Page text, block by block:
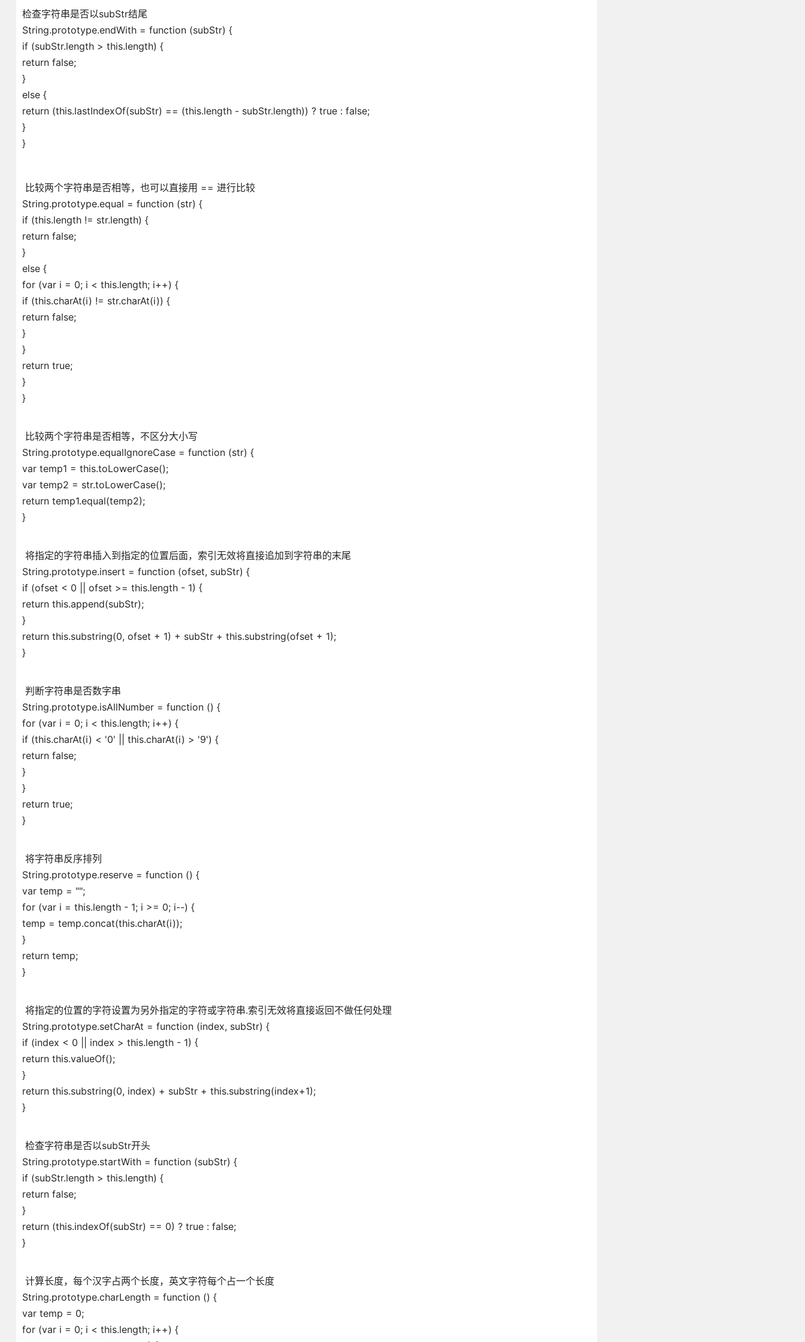
检查字符串是否以subStr结尾
String.prototype.endWith = function (subStr) {
if (subStr.length > this.length) {
return false;
}
else {
return (this.lastIndexOf(subStr) == (this.length - subStr.length)) ? true : false;
}
}
比较两个字符串是否相等，也可以直接用 == 进行比较
String.prototype.equal = function (str) {
if (this.length != str.length) {
return false;
}
else {
for (var i = 0; i < this.length; i++) {
if (this.charAt(i) != str.charAt(i)) {
return false;
}
}
return true;
}
}
比较两个字符串是否相等，不区分大小写
String.prototype.equalIgnoreCase = function (str) {
var temp1 = this.toLowerCase();
var temp2 = str.toLowerCase();
return temp1.equal(temp2);
}
将指定的字符串插入到指定的位置后面，索引无效将直接追加到字符串的末尾
String.prototype.insert = function (ofset, subStr) {
if (ofset < 0 || ofset >= this.length - 1) {
return this.append(subStr);
}
return this.substring(0, ofset + 1) + subStr + this.substring(ofset + 1);
}
判断字符串是否数字串
String.prototype.isAllNumber = function () {
for (var i = 0; i < this.length; i++) {
if (this.charAt(i) < '0' || this.charAt(i) > '9') {
return false;
}
}
return true;
}
将字符串反序排列
String.prototype.reserve = function () {
var temp = "";
for (var i = this.length - 1; i >= 0; i--) {
temp = temp.concat(this.charAt(i));
}
return temp;
}
将指定的位置的字符设置为另外指定的字符或字符串.索引无效将直接返回不做任何处理
String.prototype.setCharAt = function (index, subStr) {
if (index < 0 || index > this.length - 1) {
return this.valueOf();
}
return this.substring(0, index) + subStr + this.substring(index+1);
}
检查字符串是否以subStr开头
String.prototype.startWith = function (subStr) {
if (subStr.length > this.length) {
return false;
}
return (this.indexOf(subStr) == 0) ? true : false;
}
计算长度，每个汉字占两个长度，英文字符每个占一个长度
String.prototype.charLength = function () {
var temp = 0;
for (var i = 0; i < this.length; i++) {